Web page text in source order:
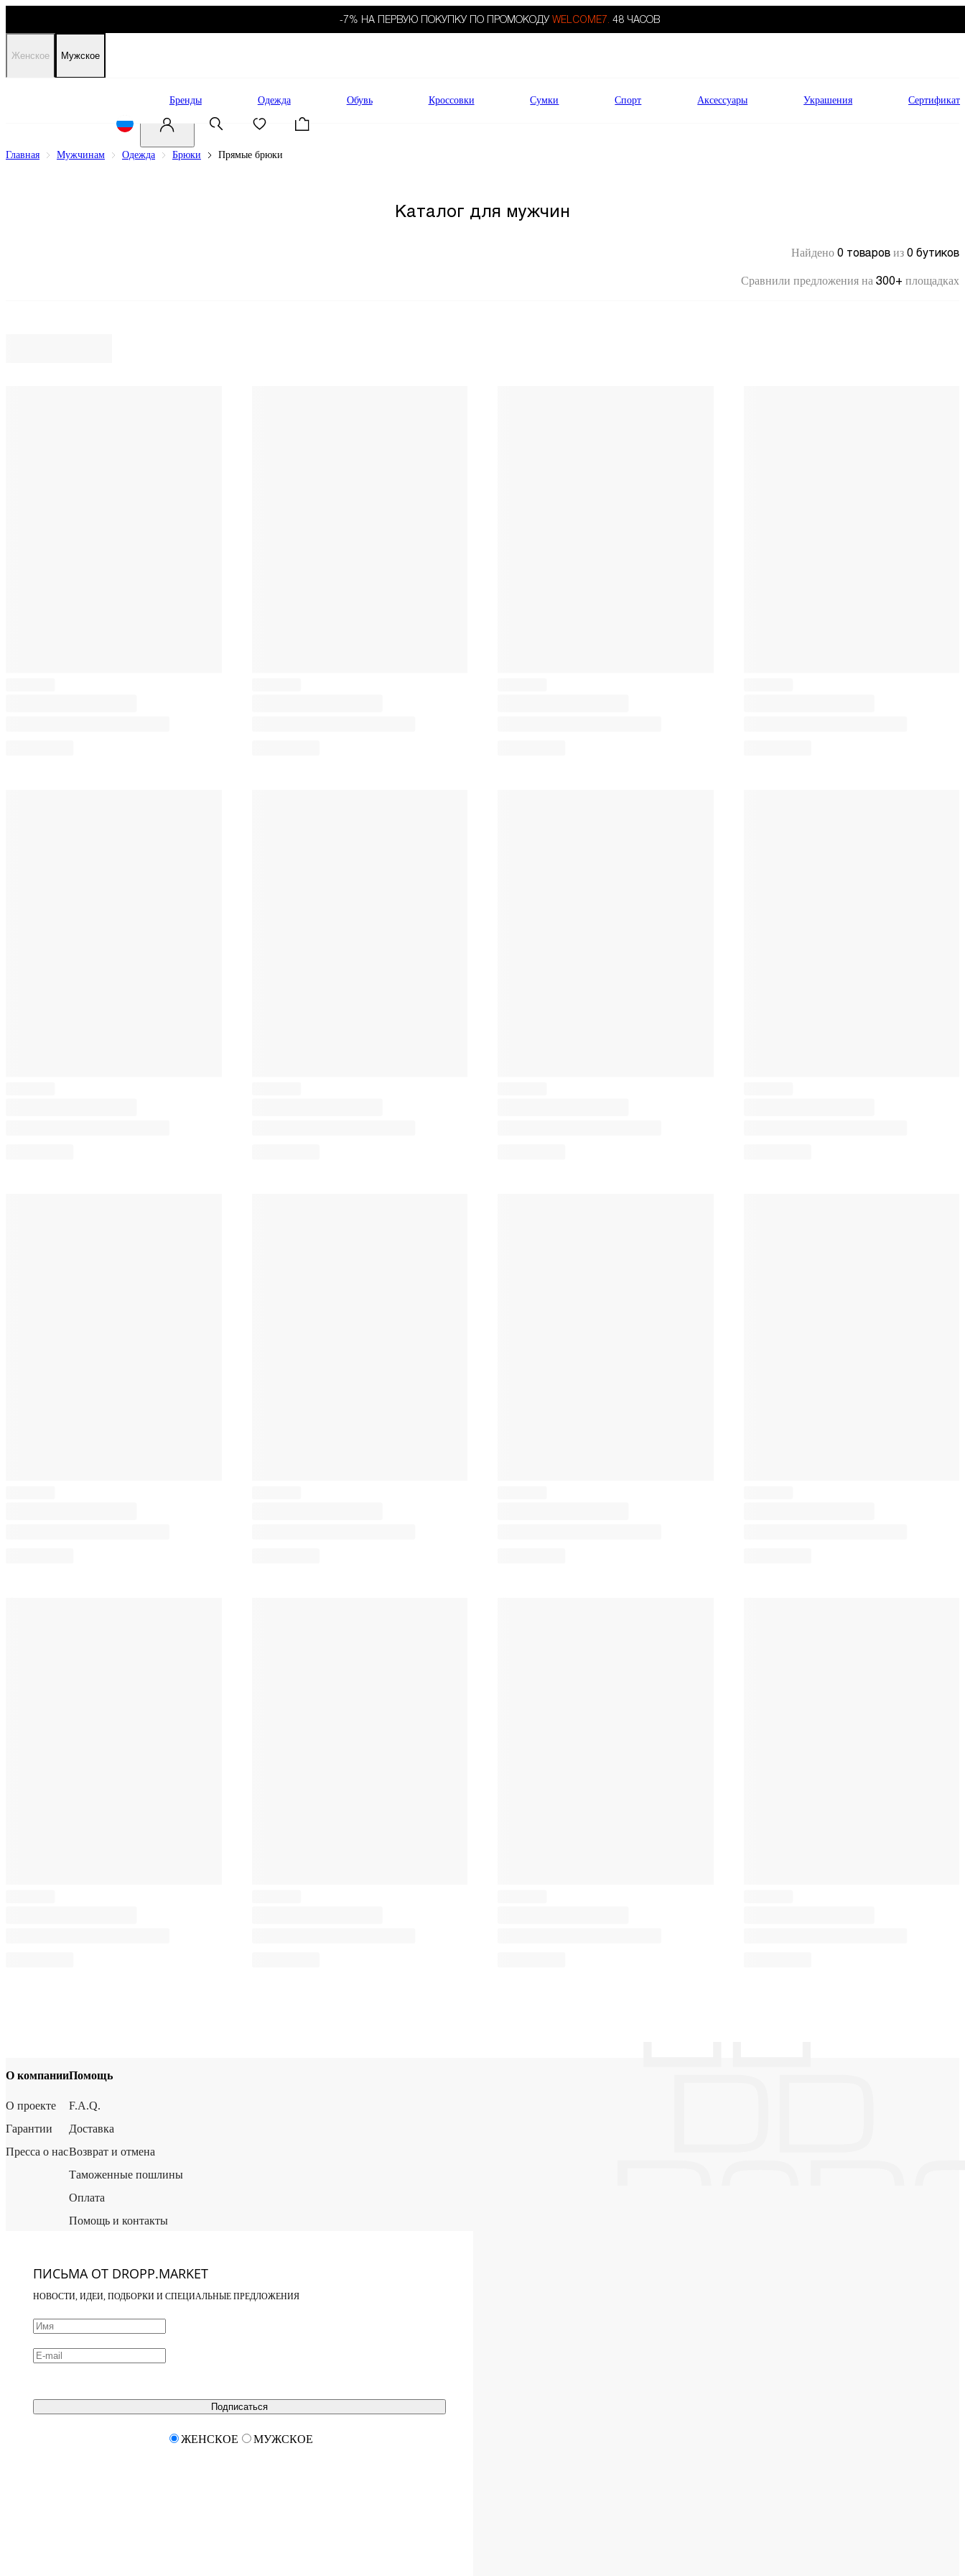
-7% НА ПЕРВУЮ ПОКУПКУ ПО ПРОМОКОДУ WELCOME7. 48 ЧАСОВ
Женское Мужское
Бренды Одежда Обувь Кроссовки Сумки Спорт Аксессуары Украшения Сертификат
Главная Мужчинам Одежда Брюки Прямые брюки
Каталог для мужчин
Найдено 0 товаров из 0 бутиков
Сравнили предложения на 300+ площадках
О компании
О проекте
Гарантии
Пресса о нас
Помощь
F.A.Q.
Доставка
Возврат и отмена
Таможенные пошлины
Оплата
Помощь и контакты
ПИСЬМА ОТ DROPP.MARKET
НОВОСТИ, ИДЕИ, ПОДБОРКИ И СПЕЦИАЛЬНЫЕ ПРЕДЛОЖЕНИЯ
Подписаться
ЖЕНСКОЕ МУЖСКОЕ